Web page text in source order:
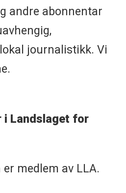
andre abonnentar
journalistikk. Vi
Landslaget for
medlem av LLA.